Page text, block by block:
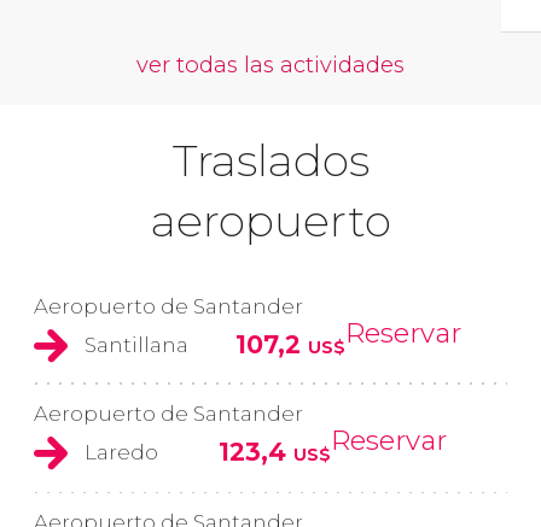
ver todas las actividades
Traslados
aeropuerto
Aeropuerto de Santander
Santillana
107,2 US$Reservar
Aeropuerto de Santander
Laredo
123,4 US$Reservar
Aeropuerto de Santander